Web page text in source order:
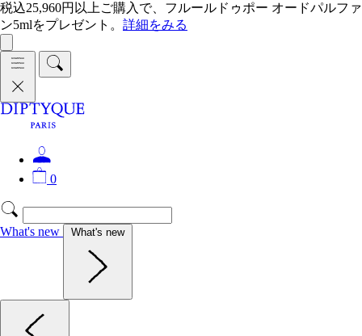
税込25,960円以上ご購入で、フルールドゥポー オードパルファ
ン5mlをプレゼント。 詳細をみる
0
What's new What's new